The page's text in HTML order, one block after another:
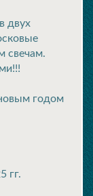
двух
свечам.
годом
гг.